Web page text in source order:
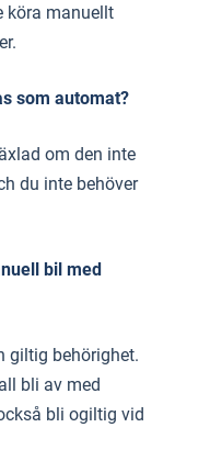
köra manuellt
som automat?
om den inte
du inte behöver
bil med
giltig behörighet.
bli av med
bli ogiltig vid